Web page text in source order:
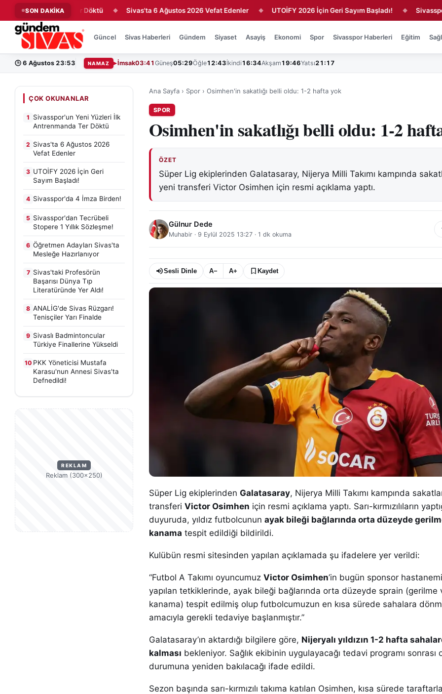
SON DAKİKA
Antrenmanda Ter Döktü ◆ Sivas'ta 6 Ağustos 2026 Vefat Edenler ◆ UTOİFY 2026 İçin Geri Sayım Başladı! ◆ Sivasspor'da
Güncel Sivas Haberleri Gündem Siyaset Asayiş Ekonomi Spor Sivasspor Haberleri Eğitim
🕒 6 Ağustos 23:53 NAMAZ İmsak03:41 Güneş05:29Öğle12:43İkindi 16:34Akşam 19:46Yatsı21:17
ÇOK OKUNANLAR
1 Sivasspor'un Yeni Yüzleri İlk
Antrenmanda Ter Döktü
2 Sivas'ta 6 Ağustos 2026
Vefat Edenler
3 UTOİFY 2026 İçin Geri
Sayım Başladı!
4 Sivasspor'da 4 İmza Birden!
5 Sivasspor'dan Tecrübeli
Stopere 1 Yıllık Sözleşme!
6 Öğretmen Adayları Sivas'ta
Mesleğe Hazırlanıyor
7 Sivas'taki Profesörün
Başarısı Dünya Tıp
Literatüründe Yer Aldı!
8 ANALİG'de Sivas Rüzgarı!
Tenisçiler Yarı Finalde
9 Sivaslı Badmintoncular
Türkiye Finallerine Yükseldi
10 PKK Yöneticisi Mustafa
Karasu'nun Annesi Sivas'ta
Defnedildi!
REKLAM
Reklam (300×250)
Ana Sayfa › Spor › Osimhen'in sakatlığı belli oldu: 1-2 hafta yok
SPOR
Osimhen'in sakatlığı belli oldu: 1-2
ÖZET
Süper Lig ekiplerinden Galatasaray, Nijerya Milli Takımı kampında
yeni transferi Victor Osimhen için resmi açıklama yaptı.
Gülnur Dede
Muhabir · 9 Eylül 2025 13:27 · 1 dk okuma
Sesli Dinle A− A+ Kaydet
Süper Lig ekiplerinden Galatasaray, Nijerya Milli Takımı kampında
transferi Victor Osimhen için resmi açıklama yaptı. Sarı-kırmızılıların
duyuruda, yıldız futbolcunun ayak bileği bağlarında orta düzeyde
kanama tespit edildiği bildirildi.
Kulübün resmi sitesinden yapılan açıklamada şu ifadelere yer verildi:
“Futbol A Takımı oyuncumuz Victor Osimhen’in bugün sponsor
yapılan tetkiklerinde, ayak bileği bağlarında orta düzeyde sprain (gerilme
kanama) tespit edilmiş olup futbolcumuzun en kısa sürede sahalara
amacıyla gerekli tedaviye başlanmıştır.”
Galatasaray’ın aktardığı bilgilere göre, Nijeryalı yıldızın 1-2 hafta
kalması bekleniyor. Sağlık ekibinin uygulayacağı tedavi programı sonrası
durumuna yeniden bakılacağı ifade edildi.
Sezon başında sarı-kırmızılı takıma katılan Osimhen, kısa sürede